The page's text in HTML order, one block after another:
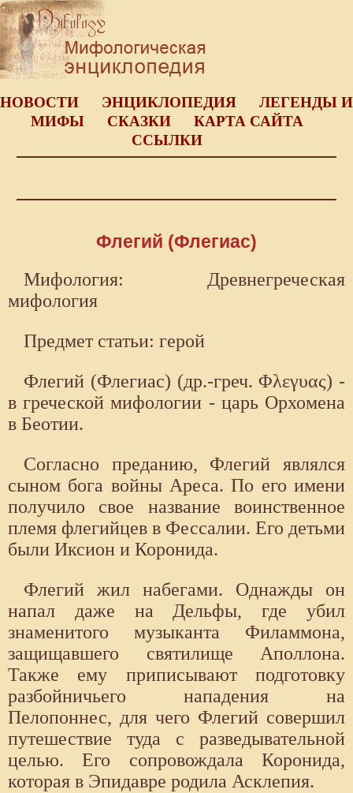
НОВОСТИ ЭНЦИКЛОПЕДИЯ
ЛЕГЕНДЫ И
МИФЫ
СКАЗКИ
КАРТА САЙТА
ССЫЛКИ
Флегий (Флегиас)
Мифология: Древнегреческая
мифология
Предмет статьи: герой
Флегий (Флегиас) (др.-греч. Φλεγυας) -
в греческой мифологии - царь Орхомена
в Беотии.
Согласно преданию, Флегий являлся
сыном бога войны Ареса. По его имени
получило свое назва­ние воинственное
племя флегийцев в Фессалии. Его детьми
были Иксион и Коронида.
Флегий жил набегами. Однажды он
напал даже на Дельфы, где убил
знаменитого музыканта Филаммона,
защищавшего святилище Аполлона.
Также ему приписывают подготовку
разбойничьего нападения на
Пелопоннес, для чего Флегий совершил
путешествие туда с разведывательной
целью. Его сопровождала Коронида,
которая в Эпидавре родила Асклепия.